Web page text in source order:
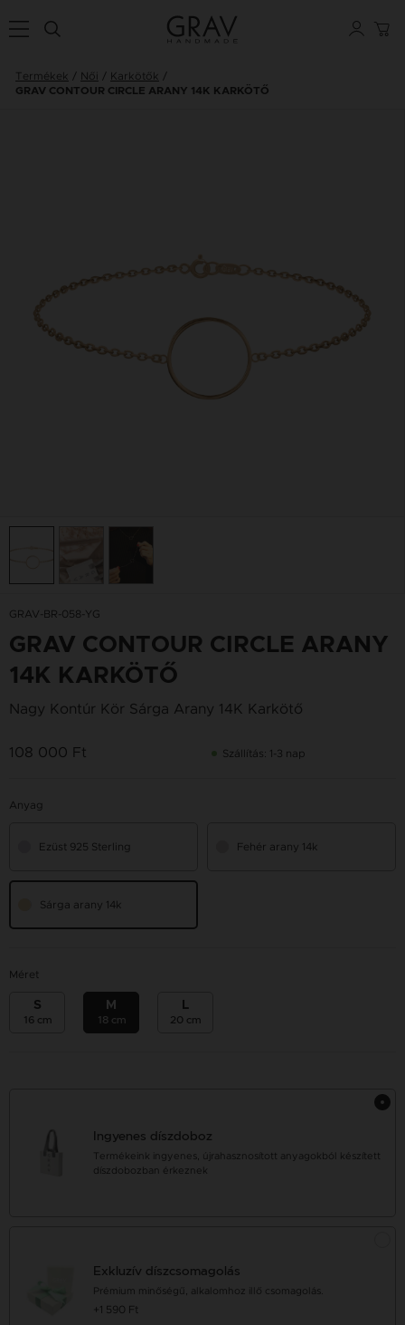
Termékek Női Karkötők
GRAV CONTOUR CIRCLE ARANY 14K KARKÖTŐ
GRAV-BR-058-YG
GRAV CONTOUR CIRCLE ARANY
14K KARKÖTŐ
Nagy Kontúr Kör Sárga Arany 14K Karkötő
108 000 Ft Szállítás: 1-3 nap
Anyag
Ezüst 925 Sterling Fehér arany 14k
Sárga arany 14k
Méret
S
16 cm
M
18 cm
L
20 cm
Ingyenes díszdoboz
Termékeink ingyenes, újrahasznosított anyagokból készített
díszdobozban érkeznek
Exkluzív díszcsomagolás
Prémium minőségű, alkalomhoz illő csomagolás.
+1 590 Ft